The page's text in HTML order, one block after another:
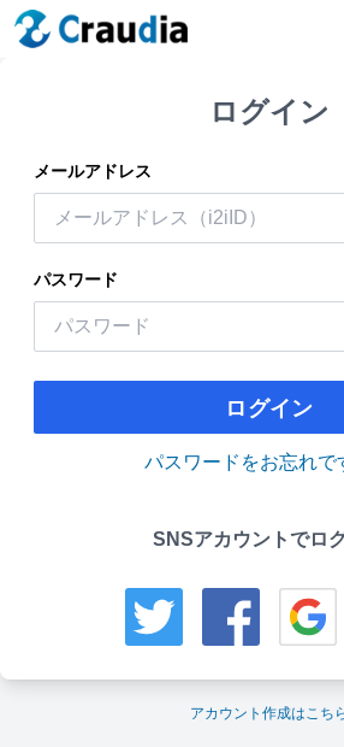
ログイン
メールアドレス
パスワード
ログイン
パスワードをお忘れで
SNSアカウントでロ
アカウント作成はこち